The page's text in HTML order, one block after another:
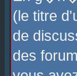
(le titre
de
des